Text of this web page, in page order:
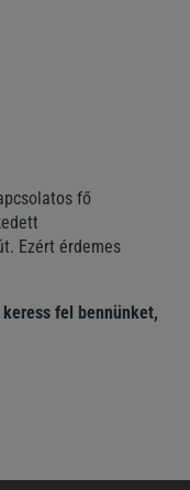
fő
Ezért érdemes
fel bennünket,